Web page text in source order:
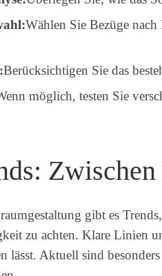
Wählen Sie Bezüge
Berücksichtigen Sie das
möglich, testen Sie
gibt es
zu achten. Klare Linien
lässt. Aktuell sind